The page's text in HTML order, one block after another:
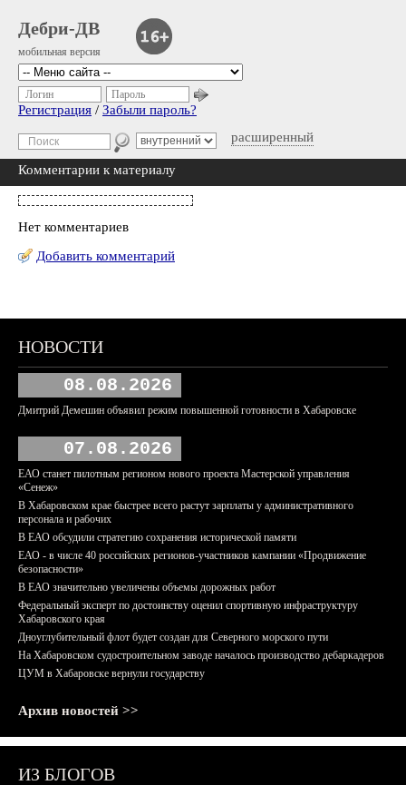
Дебри-ДВ
мобильная версия
расширенный
Логин Пароль
Регистрация / Забыли пароль?
Комментарии к материалу
Нет комментариев
Добавить комментарий
НОВОСТИ
08.08.2026
Дмитрий Демешин объявил режим повышенной готовности в Хабаровске
07.08.2026
ЕАО станет пилотным регионом нового проекта Мастерской управления
«Сенеж»
В Хабаровском крае быстрее всего растут зарплаты у административного
персонала и рабочих
В ЕАО обсудили стратегию сохранения исторической памяти
ЕАО - в числе 40 российских регионов-участников кампании «Продвижение
безопасности»
В ЕАО значительно увеличены объемы дорожных работ
Федеральный эксперт по достоинству оценил спортивную инфраструктуру
Хабаровского края
Дноуглубительный флот будет создан для Северного морского пути
На Хабаровском судостроительном заводе началось производство дебаркадеров
ЦУМ в Хабаровске вернули государству
Архив новостей >>
ИЗ БЛОГОВ